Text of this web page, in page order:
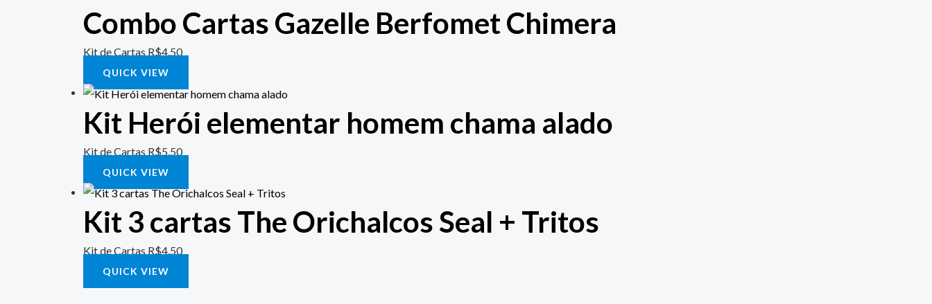
Combo Cartas Gazelle Berfomet Chimera
Kit de Cartas R$4.50
QUICK VIEW
Kit Herói elementar homem chama alado
Kit de Cartas R$5.50
QUICK VIEW
Kit 3 cartas The Orichalcos Seal + Tritos
Kit de Cartas R$4.50
QUICK VIEW